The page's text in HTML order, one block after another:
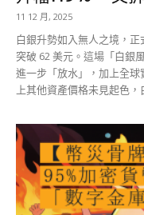
11 12 月, 2025
白銀升勢如入無人之境，
突破 62 美元。這場「白銀
進一步「放水」，加上全
上其他資產價格未見起色